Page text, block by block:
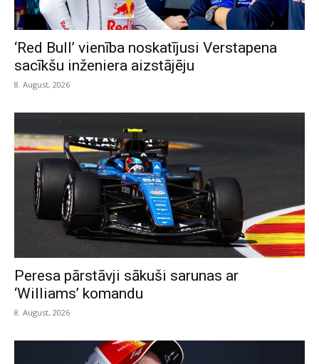
‘Red Bull’ vienība noskatījusi Verstapena
sacīkšu inženiera aizstājēju
8. August, 2026
Peresa pārstāvji sākuši sarunas ar
‘Williams’ komandu
8. August, 2026